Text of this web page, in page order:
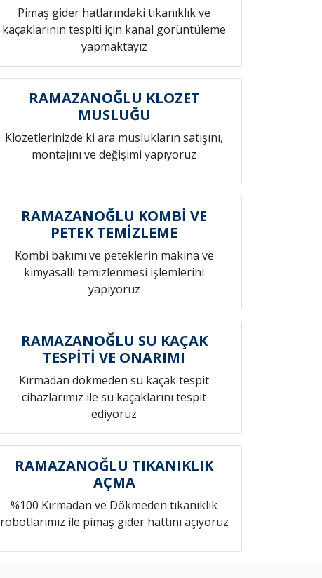
Pimaş gider hatlarındaki tıkanıklık ve
kaçaklarının tespiti için kanal görüntüleme
yapmaktayız
RAMAZANOĞLU KLOZET
MUSLUĞU
Klozetlerinizde ki ara muslukların satışını,
montajını ve değişimi yapıyoruz
RAMAZANOĞLU KOMBİ VE
PETEK TEMİZLEME
Kombi bakımı ve peteklerin makina ve
kimyasallı temizlenmesi işlemlerini
yapıyoruz
RAMAZANOĞLU SU KAÇAK
TESPİTİ VE ONARIMI
Kırmadan dökmeden su kaçak tespit
cihazlarımız ile su kaçaklarını tespit
ediyoruz
RAMAZANOĞLU TIKANIKLIK
AÇMA
%100 Kırmadan ve Dökmeden tıkanıklık
robotlarımız ile pimaş gider hattını açıyoruz